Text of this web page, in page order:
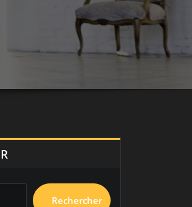
Rechercher